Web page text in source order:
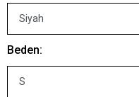
Beden: